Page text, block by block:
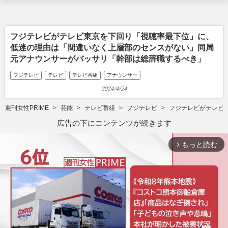
フジテレビがテレビ東京を下回り「視聴率最下位」に、
低迷の理由は「間違いなく上層部のセンスがない」同局
元アナウンサーがバッサリ「幹部は総辞職するべき」
フジテレビ テレビ テレビ番組 アナウンサー
2024/4/24
週刊女性PRIME 芸能 テレビ番組 フジテレビ フジテレビがテレビ
広告の下にコンテンツが続きます
arrow_forward_ios もっと読む